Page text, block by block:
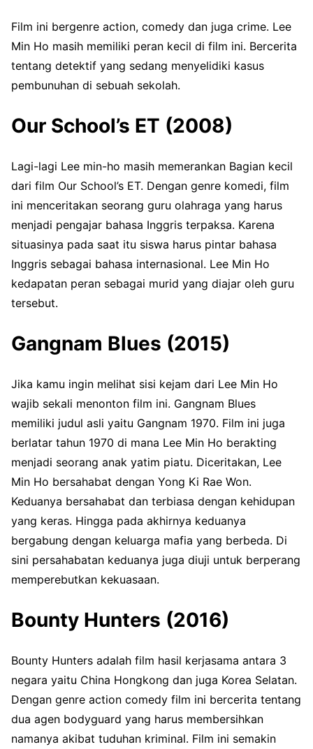
Film ini bergenre action, comedy dan juga crime. Lee
Min Ho masih memiliki peran kecil di film ini. Bercerita
tentang detektif yang sedang menyelidiki kasus
pembunuhan di sebuah sekolah.
Our School’s ET (2008)
Lagi-lagi Lee min-ho masih memerankan Bagian kecil
dari film Our School’s ET. Dengan genre komedi, film
ini menceritakan seorang guru olahraga yang harus
menjadi pengajar bahasa Inggris terpaksa. Karena
situasinya pada saat itu siswa harus pintar bahasa
Inggris sebagai bahasa internasional. Lee Min Ho
kedapatan peran sebagai murid yang diajar oleh guru
tersebut.
Gangnam Blues (2015)
Jika kamu ingin melihat sisi kejam dari Lee Min Ho
wajib sekali menonton film ini. Gangnam Blues
memiliki judul asli yaitu Gangnam 1970. Film ini juga
berlatar tahun 1970 di mana Lee Min Ho berakting
menjadi seorang anak yatim piatu. Diceritakan, Lee
Min Ho bersahabat dengan Yong Ki Rae Won.
Keduanya bersahabat dan terbiasa dengan kehidupan
yang keras. Hingga pada akhirnya keduanya
bergabung dengan keluarga mafia yang berbeda. Di
sini persahabatan keduanya juga diuji untuk berperang
memperebutkan kekuasaan.
Bounty Hunters (2016)
Bounty Hunters adalah film hasil kerjasama antara 3
negara yaitu China Hongkong dan juga Korea Selatan.
Dengan genre action comedy film ini bercerita tentang
dua agen bodyguard yang harus membersihkan
namanya akibat tuduhan kriminal. Film ini semakin